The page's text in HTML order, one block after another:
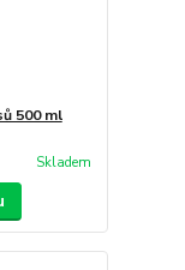
500 ml
Skladem